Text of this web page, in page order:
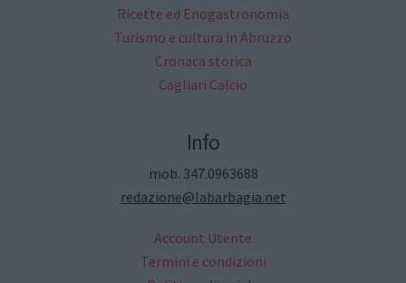
Ricette ed Enogastronomia
Turismo e cultura in Abruzzo
Cronaca storica
Cagliari Calcio
Info
mob. 347.0963688
redazione@labarbagia.net
Account Utente
Termini e condizioni